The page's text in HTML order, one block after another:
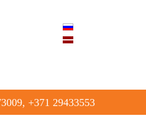
+371 29433553